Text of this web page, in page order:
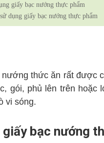
giấy bạc nướng thực phẩm
dụng giấy bạc nướng thực phẩm
thức ăn rất được
gói, phủ lên trên
vi sóng.
bạc nướng